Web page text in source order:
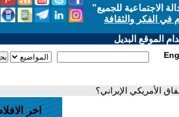
الاجتماعية للجميع"
في الفكر والثقافة
الموقع البديل
الأمريكي الإيراني؟
اخر